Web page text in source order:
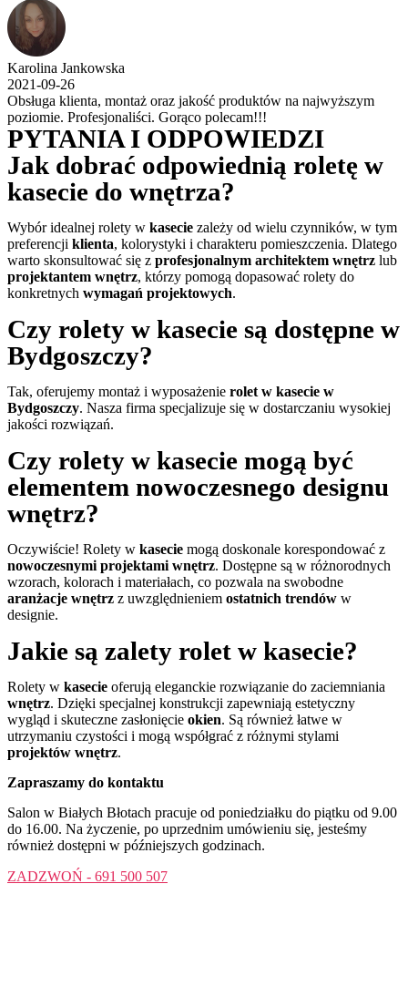
Karolina Jankowska
2021-09-26
Obsługa klienta, montaż oraz jakość produktów na najwyższym
poziomie. Profesjonaliści. Gorąco polecam!!!
PYTANIA I ODPOWIEDZI
Jak dobrać odpowiednią roletę w
kasecie do wnętrza?
Wybór idealnej rolety w kasecie zależy od wielu czynników, w tym
preferencji klienta, kolorystyki i charakteru pomieszczenia. Dlatego
warto skonsultować się z profesjonalnym architektem wnętrz lub
projektantem wnętrz, którzy pomogą dopasować rolety do
konkretnych wymagań projektowych.
Czy rolety w kasecie są dostępne w
Bydgoszczy?
Tak, oferujemy montaż i wyposażenie rolet w kasecie w
Bydgoszczy. Nasza firma specjalizuje się w dostarczaniu wysokiej
jakości rozwiązań.
Czy rolety w kasecie mogą być
elementem nowoczesnego designu
wnętrz?
Oczywiście! Rolety w kasecie mogą doskonale korespondować z
nowoczesnymi projektami wnętrz. Dostępne są w różnorodnych
wzorach, kolorach i materiałach, co pozwala na swobodne
aranżacje wnętrz z uwzględnieniem ostatnich trendów w
designie.
Jakie są zalety rolet w kasecie?
Rolety w kasecie oferują eleganckie rozwiązanie do zaciemniania
wnętrz. Dzięki specjalnej konstrukcji zapewniają estetyczny
wygląd i skuteczne zasłonięcie okien. Są również łatwe w
utrzymaniu czystości i mogą współgrać z różnymi stylami
projektów wnętrz.
Zapraszamy do kontaktu​
Salon w Białych Błotach pracuje od poniedziałku do piątku od 9.00
do 16.00. Na życzenie, po uprzednim umówieniu się, jesteśmy
również dostępni w późniejszych godzinach.
ZADZWOŃ - 691 500 507